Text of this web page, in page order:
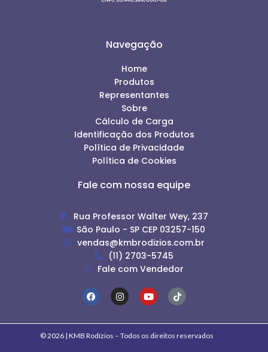
Navegação
Home
Produtos
Representantes
Sobre
Cálculo de Carga
Identificação dos Produtos
Política de Privacidade
Política de Cookies
Fale com nossa equipe
Rua Professor Walter Wey, 237
São Paulo - SP CEP 03257-150
vendas@kmbrodizios.com.br
(11) 2703-5745
Fale com Vendedor
© 2026 | KMB Rodízios – Todos os direitos reservados